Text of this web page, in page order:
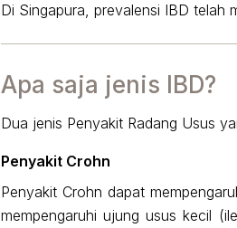
Di Singapura, prevalensi IBD telah
Apa saja jenis IBD?
Dua jenis Penyakit Radang Usus
Penyakit Crohn
Penyakit Crohn dapat
mempengaruhi ujung usus kecil